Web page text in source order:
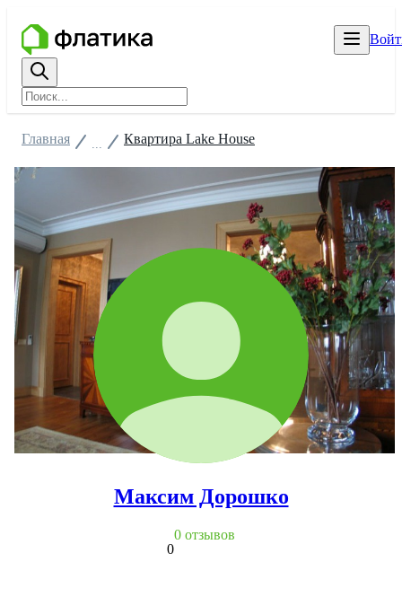
Главная Квартира Lake House
Максим Дорошко
0
0 отзывов